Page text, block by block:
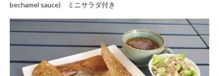
bechamel sauce) ミニサラダ付き